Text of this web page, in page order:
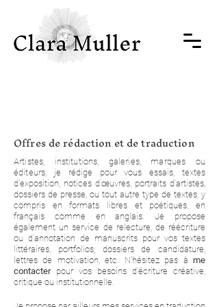
Offres de rédaction et de traduction
Artistes, institutions, galeries, marques ou
éditeurs, je rédige pour vous essais, textes
d’exposition, notices d’œuvres, portraits d’artistes,
dossiers de presse, ou tout autre type de textes, y
compris en formats libres et poétiques, en
français comme en anglais.Je propose
également un service de relecture, de réécriture
ou d’annotation de manuscrits pour vos textes
littéraires, portfolios, dossiers de candidature,
lettres de motivation, etc. N'hésitez pas à me
contacterpour vos besoins d'écriture créative,
critique ou institutionnelle.